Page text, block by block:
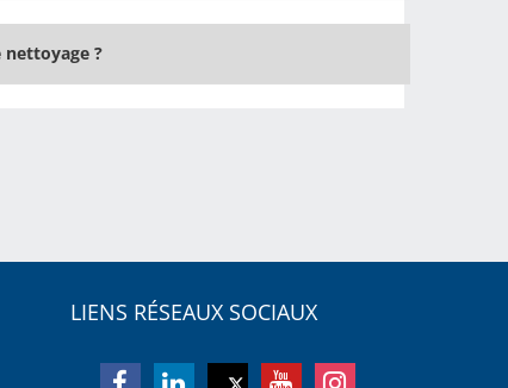
?
LIENS RÉSEAUX SOCIAUX